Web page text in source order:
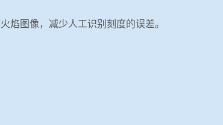
焰图像，减少人工识别刻度的误差。